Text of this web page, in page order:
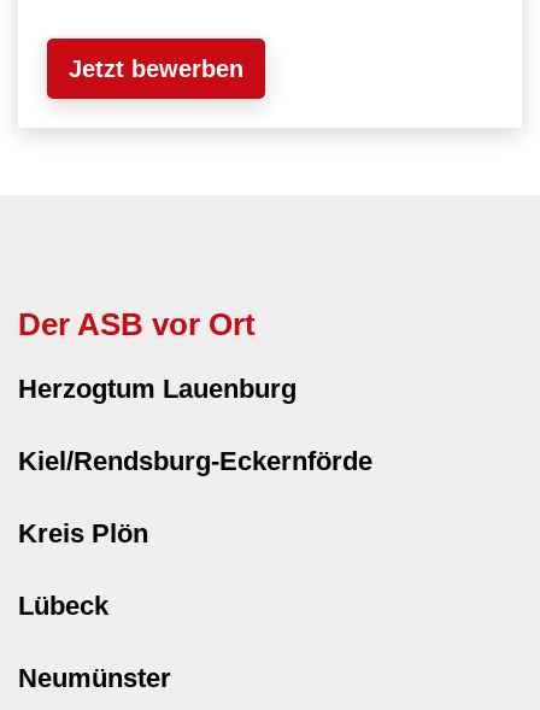
Jetzt bewerben
Der ASB vor Ort
Herzogtum Lauenburg
Kiel/Rendsburg-Eckernförde
Kreis Plön
Lübeck
Neumünster